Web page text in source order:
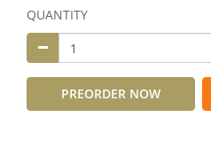
QUANTITY
PREORDER NOW